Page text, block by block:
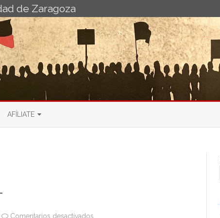
de Zaragoza
PDI
AFÍLIATE
Comentarios desactivados